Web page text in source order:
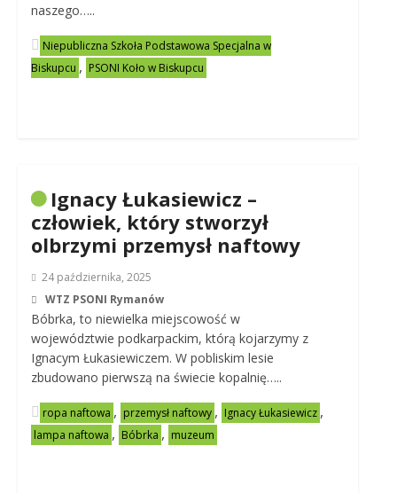
naszego…..
Niepubliczna Szkoła Podstawowa Specjalna w
Biskupcu , PSONI Koło w Biskupcu
Ignacy Łukasiewicz –
człowiek, który stworzył
olbrzymi przemysł naftowy
24 października, 2025
WTZ PSONI Rymanów
Bóbrka, to niewielka miejscowość w
województwie podkarpackim, którą kojarzymy z
Ignacym Łukasiewiczem. W pobliskim lesie
zbudowano pierwszą na świecie kopalnię…..
ropa naftowa , przemysł naftowy , Ignacy Łukasiewicz ,
lampa naftowa , Bóbrka , muzeum